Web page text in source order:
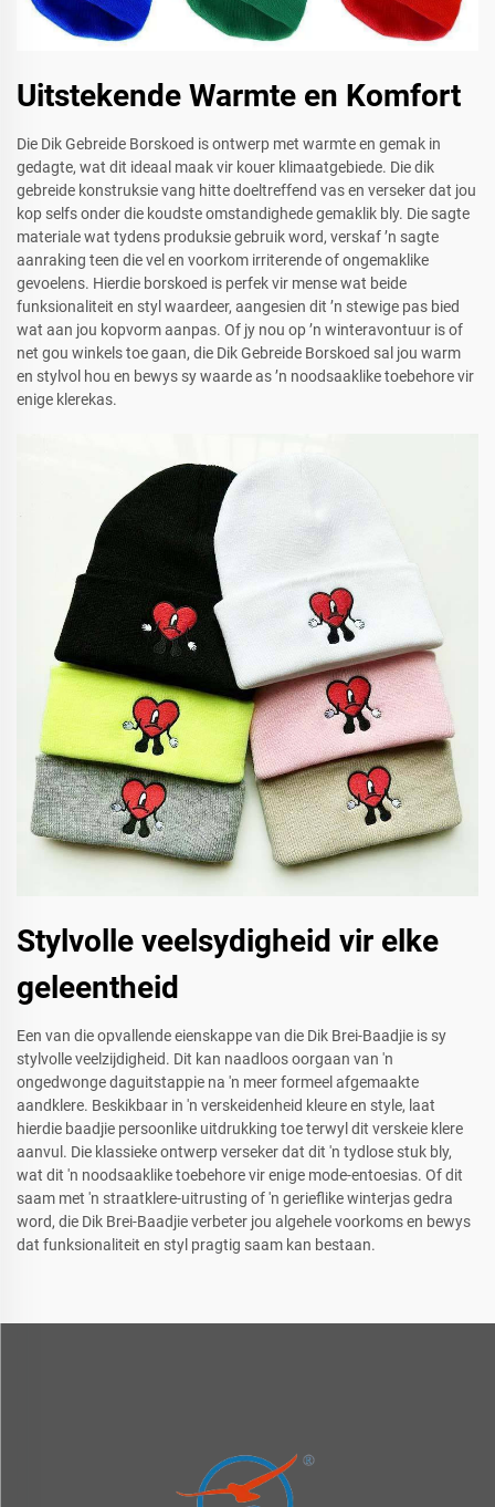
Uitstekende Warmte en Komfort
Die Dik Gebreide Borskoed is ontwerp met warmte en gemak in
gedagte, wat dit ideaal maak vir kouer klimaatgebiede. Die dik
gebreide konstruksie vang hitte doeltreffend vas en verseker dat jou
kop selfs onder die koudste omstandighede gemaklik bly. Die sagte
materiale wat tydens produksie gebruik word, verskaf ’n sagte
aanraking teen die vel en voorkom irriterende of ongemaklike
gevoelens. Hierdie borskoed is perfek vir mense wat beide
funksionaliteit en styl waardeer, aangesien dit ’n stewige pas bied
wat aan jou kopvorm aanpas. Of jy nou op ’n winteravontuur is of
net gou winkels toe gaan, die Dik Gebreide Borskoed sal jou warm
en stylvol hou en bewys sy waarde as ’n noodsaaklike toebehore vir
enige klerekas.
Stylvolle veelsydigheid vir elke
geleentheid
Een van die opvallende eienskappe van die Dik Brei-Baadjie is sy
stylvolle veelzijdigheid. Dit kan naadloos oorgaan van 'n
ongedwonge daguitstappie na 'n meer formeel afgemaakte
aandklere. Beskikbaar in 'n verskeidenheid kleure en style, laat
hierdie baadjie persoonlike uitdrukking toe terwyl dit verskeie klere
aanvul. Die klassieke ontwerp verseker dat dit 'n tydlose stuk bly,
wat dit 'n noodsaaklike toebehore vir enige mode-entoesias. Of dit
saam met 'n straatklere-uitrusting of 'n gerieflike winterjas gedra
word, die Dik Brei-Baadjie verbeter jou algehele voorkoms en bewys
dat funksionaliteit en styl pragtig saam kan bestaan.